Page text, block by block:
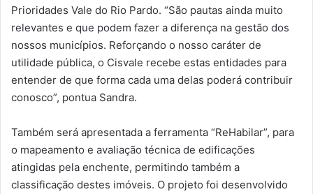
Prioridades Vale do Rio Pardo. “São pautas ainda muito
relevantes e que podem fazer a diferença na gestão dos
nossos municípios. Reforçando o nosso caráter de
utilidade pública, o Cisvale recebe estas entidades para
entender de que forma cada uma delas poderá contribuir
conosco”, pontua Sandra.
Também será apresentada a ferramenta “ReHabilar”, para
o mapeamento e avaliação técnica de edificações
atingidas pela enchente, permitindo também a
classificação destes imóveis. O projeto foi desenvolvido